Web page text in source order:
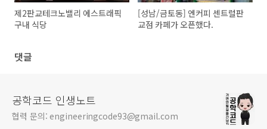
제2판교테크노밸리 에스트래픽
구내 식당
[성남/금토동] 엔커피 센트럴판
교점 카페가 오픈했다.
댓글
공학코드 인생노트
협력 문의: engineeringcode93@gmail.com